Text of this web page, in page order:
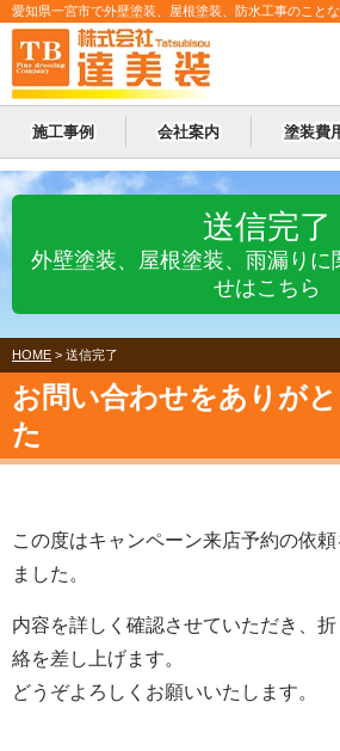
愛知県一宮市で外壁塗装、屋根塗装、防水工事のこと
施工事例 会社案内 塗装費
送信完了
外壁塗装、屋根塗装、雨漏りに
せはこちら
HOME > 送信完了
お問い合わせをありが
た
この度はキャンペーン来店予約の依
ました。
内容を詳しく確認させていただき、
絡を差し上げます。
どうぞよろしくお願いいたします。